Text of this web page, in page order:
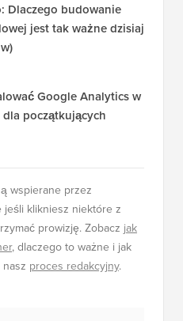
Dlaczego budowanie
jest tak ważne dzisiaj
Google Analytics w
dla początkujących
wspierane przez
jeśli klikniesz niektóre z
prowizję. Zobacz jak
, dlaczego to ważne i jak
proces redakcyjny.